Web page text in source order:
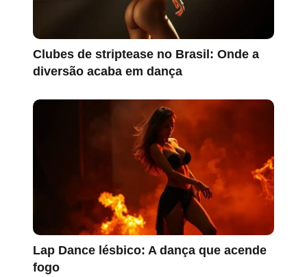
Clubes de striptease no Brasil: Onde a
diversão acaba em dança
Lap Dance lésbico: A dança que acende
fogo